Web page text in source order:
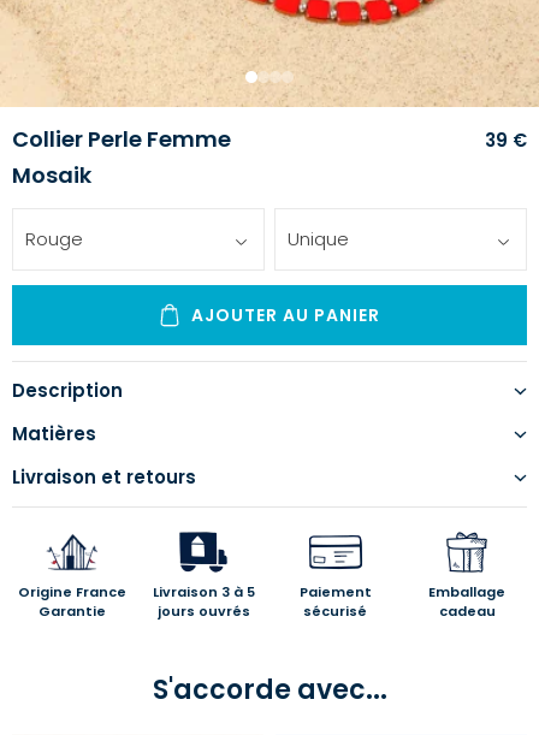
1 234
Collier Perle Femme
Mosaik
39 €
Rouge Unique
AJOUTER AU PANIER
Description
Matières
Livraison et retours
Origine France
Garantie
Livraison 3 à 5
jours ouvrés
Paiement
sécurisé
Emballage
cadeau
S'accorde avec...